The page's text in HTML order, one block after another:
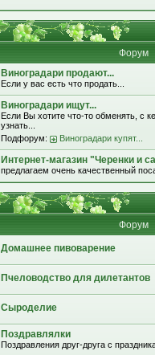
Форум
Виноградари продают...
Если у вас есть что продать...
Виноградари ищут...
Если Вы хотите что-то обменять, с
узнать...
Подфорум:
Виноградари купят...
Интернет-магазин "Черенки и
предлагаем очень качественный
Форум
Домашнее пивоварение
Пчеловодство для дилетантов
Сыроделие
Поздравлялки
Поздравления друг-друга с